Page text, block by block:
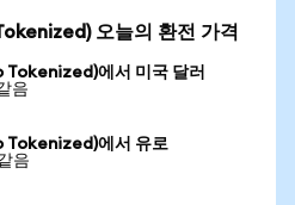
오늘의 환전 가격
에서 미국 달러
음
에서 유로
음